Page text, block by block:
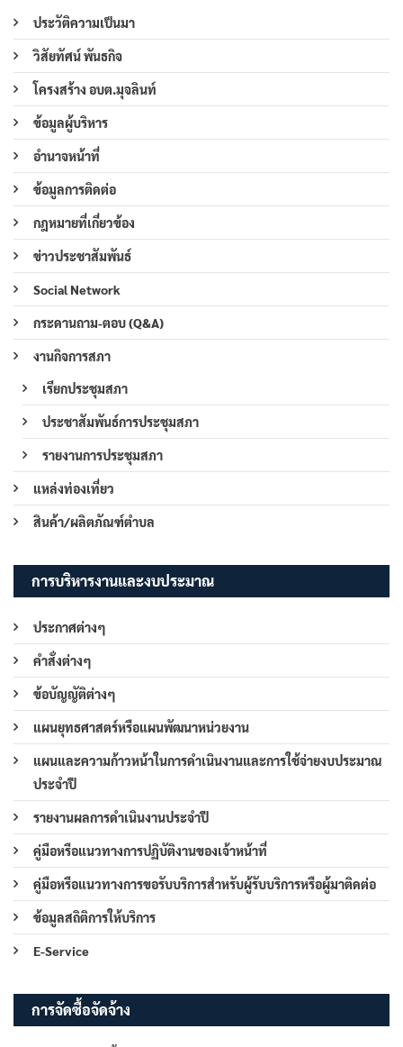
ประวัติความเป็นมา
วิสัยทัศน์ พันธกิจ
โครงสร้าง อบต.มุจลินท์
ข้อมูลผู้บริหาร
อำนาจหน้าที่
ข้อมูลการติดต่อ
กฎหมายที่เกี่ยวข้อง
ข่าวประชาสัมพันธ์
Social Network
กระดานถาม-ตอบ (Q&A)
งานกิจการสภา
เรียกประชุมสภา
ประชาสัมพันธ์การประชุมสภา
รายงานการประชุมสภา
แหล่งท่องเที่ยว
สินค้า/ผลิตภัณฑ์ตำบล
การบริหารงานและงบประมาณ
ประกาศต่างๆ
คำสั่งต่างๆ
ข้อบัญญัติต่างๆ
แผนยุทธศาสตร์หรือแผนพัฒนาหน่วยงาน
แผนและความก้าวหน้าในการดำเนินงานและการใช้จ่ายงบประมาณ
ประจำปี
รายงานผลการดำเนินงานประจำปี
คู่มือหรือแนวทางการปฏิบัติงานของเจ้าหน้าที่
คู่มือหรือแนวทางการขอรับบริการสำหรับผู้รับบริการหรือผู้มาติดต่อ
ข้อมูลสถิติการให้บริการ
E-Service
การจัดซื้อจัดจ้าง